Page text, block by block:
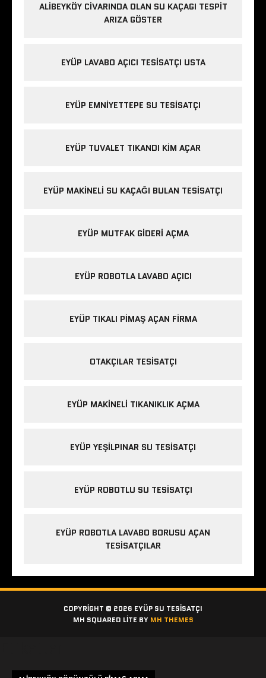
ALIBEYKÖY CIVARINDA OLAN SU KAÇAGI TESPIT
ARIZA GÖSTER
EYÜP LAVABO AÇICI TESISATÇI USTA
EYÜP EMNIYETTEPE SU TESISATÇI
EYÜP TUVALET TIKANDI KIM AÇAR
EYÜP MAKINELI SU KAÇAĞI BULAN TESISATÇI
EYÜP MUTFAK GIDERI AÇMA
EYÜP ROBOTLA LAVABO AÇICI
EYÜP TIKALI PIMAŞ AÇAN FIRMA
OTAKÇILAR TESISATÇI
EYÜP MAKINELI TIKANIKLIK AÇMA
EYÜP YEŞILPINAR SU TESISATÇI
EYÜP ROBOTLU SU TESISATÇI
EYÜP ROBOTLA LAVABO BORUSU AÇAN
TESISATÇILAR
COPYRIGHT © 2026 EYÜP SU TESISATÇI
MH SQUARED LITE BY MH THEMES